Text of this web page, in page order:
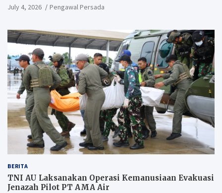
July 4, 2026 Pengawal Persada
BERITA
TNI AU Laksanakan Operasi Kemanusiaan Evakuasi
Jenazah Pilot PT AMA Air